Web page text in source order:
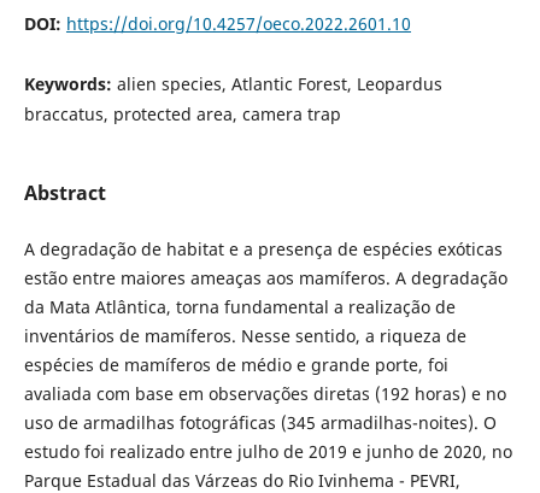
DOI: https://doi.org/10.4257/oeco.2022.2601.10
Keywords: alien species, Atlantic Forest, Leopardus
braccatus, protected area, camera trap
Abstract
A degradação de habitat e a presença de espécies exóticas
estão entre maiores ameaças aos mamíferos. A degradação
da Mata Atlântica, torna fundamental a realização de
inventários de mamíferos. Nesse sentido, a riqueza de
espécies de mamíferos de médio e grande porte, foi
avaliada com base em observações diretas (192 horas) e no
uso de armadilhas fotográficas (345 armadilhas-noites). O
estudo foi realizado entre julho de 2019 e junho de 2020, no
Parque Estadual das Várzeas do Rio Ivinhema - PEVRI,